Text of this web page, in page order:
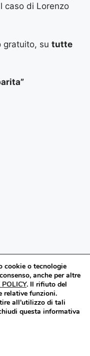
caso di Lorenzo
gratuito, su tutte
cookie o tecnologie
anche per altre
. Il rifiuto del
relative funzioni.
all'utilizzo di tali
questa informativa